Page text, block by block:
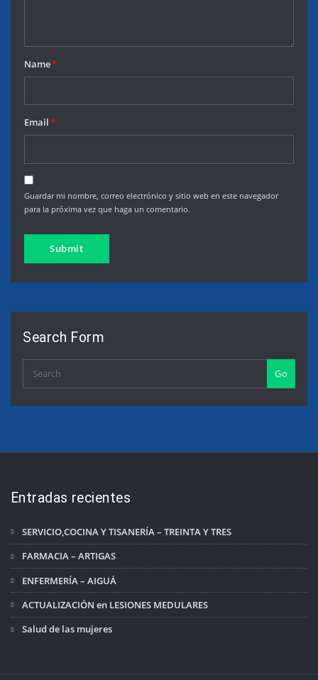
Name*
Email*
Guardar mi nombre, correo electrónico y sitio web en este navegador
para la próxima vez que haga un comentario.
Search Form
Go
Entradas recientes
SERVICIO,COCINA Y TISANERÍA – TREINTA Y TRES
FARMACIA – ARTIGAS
ENFERMERÍA – AIGUÁ
ACTUALIZACIÓN en LESIONES MEDULARES
Salud de las mujeres